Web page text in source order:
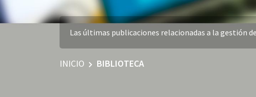
Las últimas publicaciones relacionadas a la gestión
INICIO BIBLIOTECA